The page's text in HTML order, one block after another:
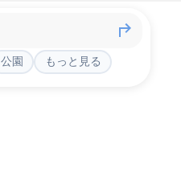
公園 もっと見る